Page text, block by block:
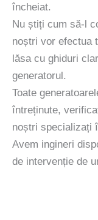
încheiat.
Nu știți cum să-l
noștri vor efectua
lăsa cu ghiduri
generatorul.
Toate
întreținute,
noștri specializați
Avem ingineri
de intervenție de